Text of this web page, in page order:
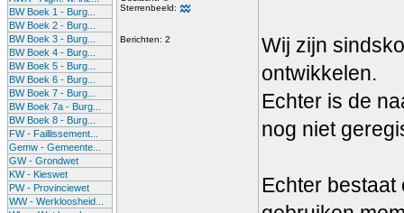
BW Boek 1 - Burg...
BW Boek 2 - Burg...
BW Boek 3 - Burg...
BW Boek 4 - Burg...
BW Boek 5 - Burg...
BW Boek 6 - Burg...
BW Boek 7 - Burg...
BW Boek 7a - Burg...
BW Boek 8 - Burg...
FW - Faillissement...
Gemw - Gemeente...
GW - Grondwet
KW - Kieswet
PW - Provinciewet
WW - Werkloosheid...
Sterrenbeeld:
Berichten: 2
Wij zijn
ontwikkelen.
Echter is de
nog niet
Echter bestaat